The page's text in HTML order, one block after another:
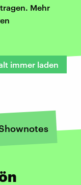
Mehr
immer laden